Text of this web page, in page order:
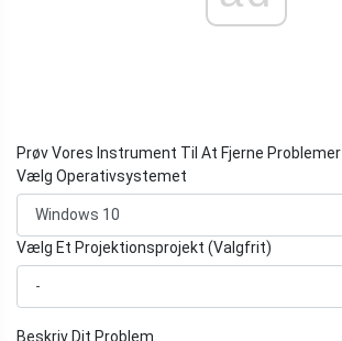
Prøv Vores Instrument Til At Fjerne Problemer
Vælg Operativsystemet
Vælg Et Projektionsprojekt (Valgfrit)
Beskriv Dit Problem